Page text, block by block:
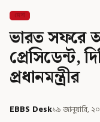
দেশ
ভারত সফরে
প্রেসিডেন্ট,
প্রধানমন্ত্রীর
EBBS Desk১৯ জানুয়ারি,